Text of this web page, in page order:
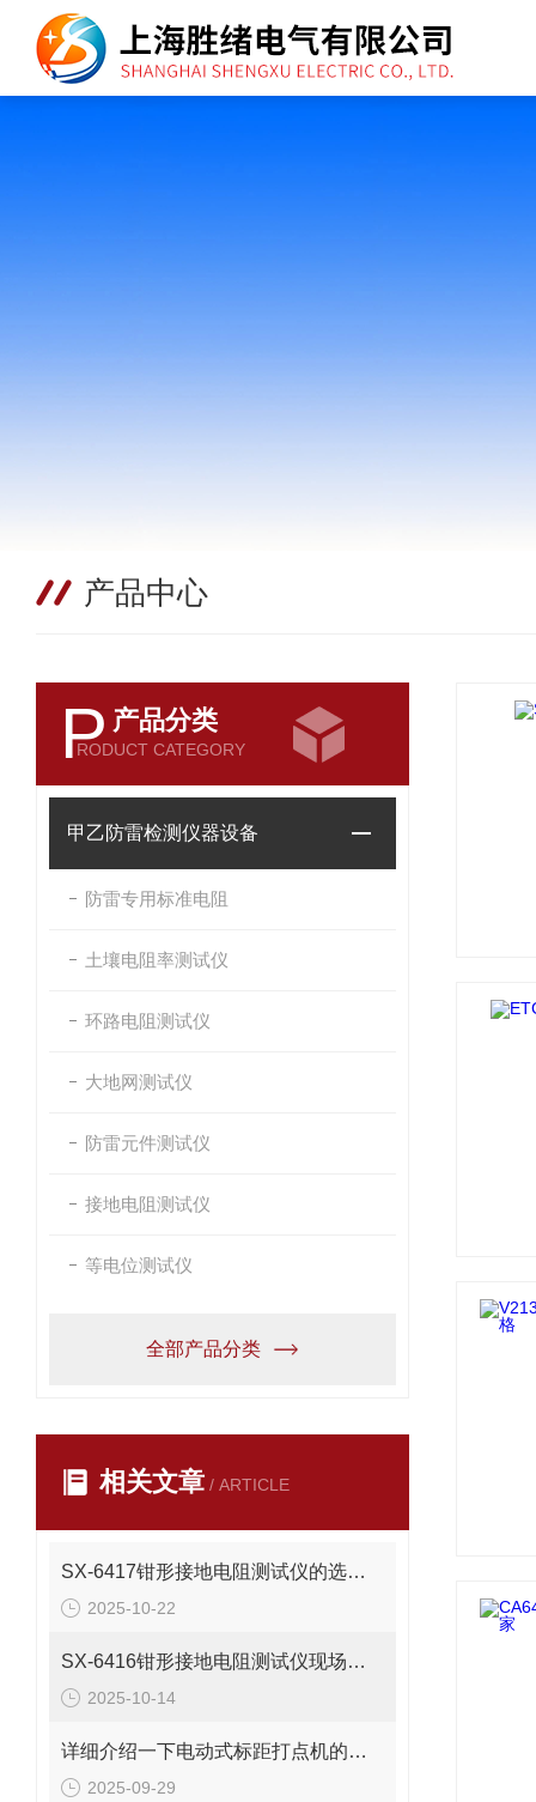
产品中心
P 产品分类
RODUCT CATEGORY
甲乙防雷检测仪器设备
防雷专用标准电阻
土壤电阻率测试仪
环路电阻测试仪
大地网测试仪
防雷元件测试仪
接地电阻测试仪
等电位测试仪
全部产品分类
相关文章 / ARTICLE
SX-6417钳形接地电阻测试仪的选择及使用方法
2025-10-22
SX-6416钳形接地电阻测试仪现场测试应用
2025-10-14
详细介绍一下电动式标距打点机的操作规范
2025-09-29